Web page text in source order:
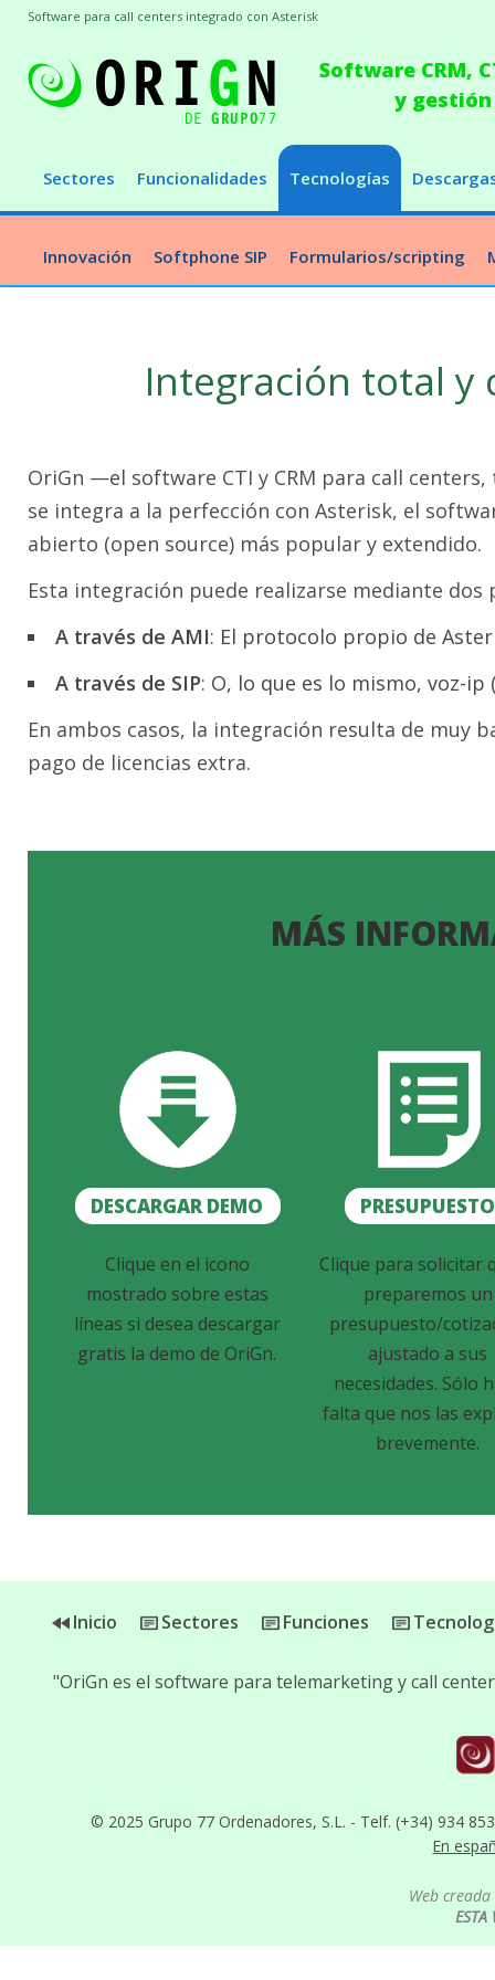
Software CRM,
y
Sectores Funcionalidades Tecnologías
Innovación Softphone SIP Formularios/scripting
Software para call centers integrado con Asterisk
Integración total y
OriGn —el software CTI y CRM para call
se integra a la perfección con Asterisk, el
abierto (open source) más popular y extendido.
Esta integración puede realizarse mediante
A través de AMI: El protocolo propio de
A través de SIP: O, lo que es lo mismo, voz-ip
En ambos casos, la integración resulta de muy
pago de licencias extra.
MÁS
DESCARGAR DEMO PRESUPUESTO
Clique en el icono
mostrado sobre estas
líneas si desea descargar
gratis la demo de OriGn.
Clique para solicitar
preparemos un
presupuesto/
ajustado a sus
necesidades. Sólo
falta que nos las
brevemente.
Inicio Sectores Funciones
© 2025 Grupo 77 Ordenadores, S.L. - Telf. (+34) 934
En
"OriGn es el software para telemarketing y call
Web
ESTA